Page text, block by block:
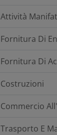
Attività
Fornitura Di
Fornitura Di
Costruzioni
Commercio
Trasporto E